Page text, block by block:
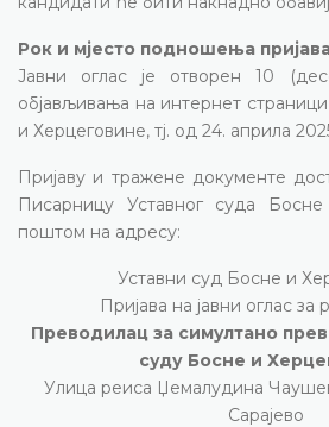
Рок и мјесто подношења
Јавни оглас је отворен 10
објављивања на интернет
и Херцеговине, тј. од 24. априла
Пријаву и тражене документе
Писарницу Уставног суда
поштом на адресу:
Уставни суд Босне и
Пријава на јавни оглас за
Преводилац за симултано
суду Босне и
Улица реиса Џемалудина
Сарајево